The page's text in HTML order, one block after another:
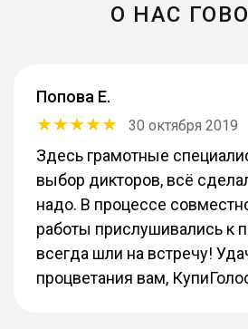
О НАС
Попова Е.
30 октября 2019
Здесь грамотные
выбор дикторов, всё
надо. В процессе
работы прислушивались к
всегда шли на встречу!
процветания вам,